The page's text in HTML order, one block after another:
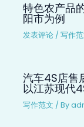
特色农产品
阳市为例
发表评论 /写作
汽车4S店售
以江苏现代
写作范文 / By